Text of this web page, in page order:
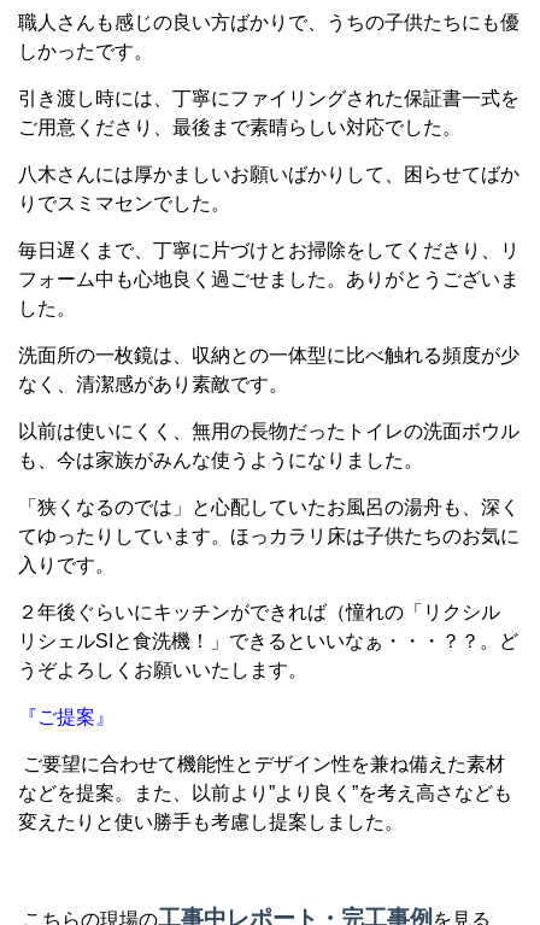
職人さんも感じの良い方ばかりで、うちの子供たちにも優
しかったです。
引き渡し時には、丁寧にファイリングされた保証書一式を
ご用意くださり、最後まで素晴らしい対応でした。
八木さんには厚かましいお願いばかりして、困らせてばか
りでスミマセンでした。
毎日遅くまで、丁寧に片づけとお掃除をしてくださり、リ
フォーム中も心地良く過ごせました。ありがとうございま
した。
洗面所の一枚鏡は、収納との一体型に比べ触れる頻度が少
なく、清潔感があり素敵です。
以前は使いにくく、無用の長物だったトイレの洗面ボウル
も、今は家族がみんな使うようになりました。
「狭くなるのでは」と心配していたお風呂の湯舟も、深く
てゆったりしています。ほっカラリ床は子供たちのお気に
入りです。
２年後ぐらいにキッチンができれば（憧れの「リクシル
リシェルSIと食洗機！」できるといいなぁ・・・？？。ど
うぞよろしくお願いいたします。
『ご提案』
ご要望に合わせて機能性とデザイン性を兼ね備えた素材
などを提案。また、以前より”より良く”を考え高さなども
変えたりと使い勝手も考慮し提案しました。
こちらの現場の工事中レポート・完工事例 を見る